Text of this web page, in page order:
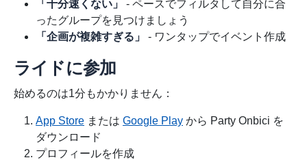
「十分速くない」
- ペースでフィルタして自分に合
ったグループを見つけましょう
「企画が複雑すぎる」
- ワンタップでイベント作成
ライドに参加
始めるのは1分もかかりません：
App Store または Google Play から Party Onbici を
ダウンロード
プロフィールを作成